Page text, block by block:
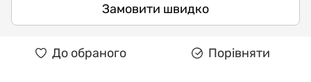
Замовити швидко
До обраного Порівняти